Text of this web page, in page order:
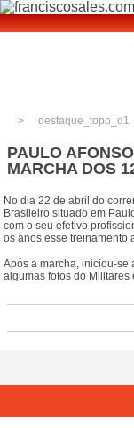
destaque_topo_d1
PAULO
MARCHA DOS
No dia 22 de abril do
Brasileiro situado em
com o seu efetivo
os anos esse treinamento
Após a marcha, iniciou-se
algumas fotos do Militares